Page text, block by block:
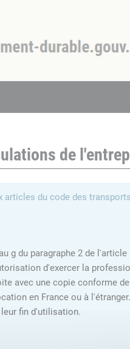
de
articles du code des
g du paragraphe 2 de
d'exercer la
avec une copie conforme
en France ou à
fin d'utilisation.